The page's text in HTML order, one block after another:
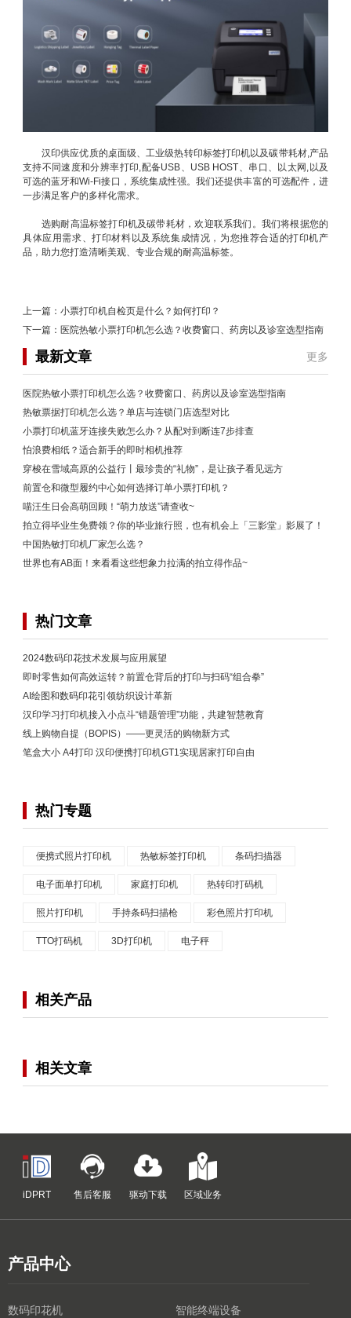
汉印供应优质的桌面级、工业级热转印标签打印机以及碳带耗材,产品
支持不同速度和分辨率打印,配备USB、USB HOST、串口、以太网,以及
可选的蓝牙和Wi-Fi接口，系统集成性强。我们还提供丰富的可选配件，进
一步满足客户的多样化需求。
选购耐高温标签打印机及碳带耗材，欢迎联系我们。我们将根据您的
具体应用需求、打印材料以及系统集成情况，为您推荐合适的打印机产
品，助力您打造清晰美观、专业合规的耐高温标签。
上一篇： 小票打印机自检页是什么？如何打印？
下一篇： 医院热敏小票打印机怎么选？收费窗口、药房以及诊室选型指南
最新文章 更多
医院热敏小票打印机怎么选？收费窗口、药房以及诊室选型指南
热敏票据打印机怎么选？单店与连锁门店选型对比
小票打印机蓝牙连接失败怎么办？从配对到断连7步排查
怕浪费相纸？适合新手的即时相机推荐
穿梭在雪域高原的公益行丨最珍贵的“礼物”，是让孩子看见远方
前置仓和微型履约中心如何选择订单小票打印机？
喵汪生日会高萌回顾！“萌力放送”请查收~
拍立得毕业生免费领？你的毕业旅行照，也有机会上「三影堂」影展了！
中国热敏打印机厂家怎么选？
世界也有AB面！来看看这些想象力拉满的拍立得作品~
热门文章
2024数码印花技术发展与应用展望
即时零售如何高效运转？前置仓背后的打印与扫码“组合拳”
AI绘图和数码印花引领纺织设计革新
汉印学习打印机接入小点斗“错题管理”功能，共建智慧教育
线上购物自提（BOPIS）——更灵活的购物新方式
笔盒大小 A4打印 汉印便携打印机GT1实现居家打印自由
热门专题
便携式照片打印机 热敏标签打印机 条码扫描器
电子面单打印机 家庭打印机 热转印打码机
照片打印机 手持条码扫描枪 彩色照片打印机
TTO打码机 3D打印机 电子秤
相关产品
相关文章
iDPRT 售后客服 驱动下载 区域业务
产品中心
数码印花机
智能终端设备